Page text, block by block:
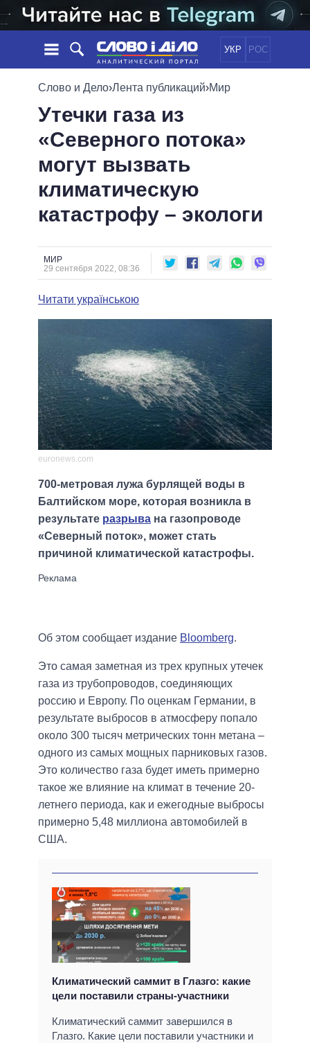
УКР РОС
НОВОСТИ
ЛЕНТА
СОБЫТИЯ
СТАТЬИ
МНЕНИЯ
ОБЗОРЫ
ДАЙДЖЕСТЫ
ПОЛИТИКА
ЭКОНОМИКА
ОБЩЕСТВО
ОБЕЩАНИЯ
ПОЛИТИКИ
ВСЕ ПОЛИТИКИ
ПРЕЗИДЕНТ И ОФИС
ВЕРХОВНАЯ РАДА
ГЛАВЫ ОБЛАДМИНИСТРАЦИЙ
МЭРЫ
ВСЕ ПЕРСОНЫ
ВИДЕО
СРАВНЕНИЕ ПОЛИТИКОВ
Слово и Дело›Лента публикаций›Мир
Утечки газа из
«Северного потока»
могут вызвать
климатическую
катастрофу – экологи
МИР
29 сентября 2022, 08:36
Читати українською
euronews.com
700-метровая лужа бурлящей воды в
Балтийском море, которая возникла в
результате разрыва на газопроводе
«Северный поток», может стать
причиной климатической катастрофы.
Об этом сообщает издание Bloomberg.
Это самая заметная из трех крупных утечек
газа из трубопроводов, соединяющих
россию и Европу. По оценкам Германии, в
результате выбросов в атмосферу попало
около 300 тысяч метрических тонн метана –
одного из самых мощных парниковых газов.
Это количество газа будет иметь примерно
такое же влияние на климат в течение 20-
летнего периода, как и ежегодные выбросы
примерно 5,48 миллиона автомобилей в
США.
Климатический саммит в Глазго: какие
цели поставили страны-участники
Климатический саммит завершился в
Глазго. Какие цели поставили участники и